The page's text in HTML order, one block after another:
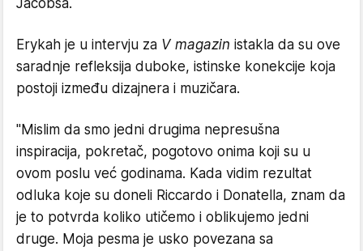
Erykah je u intervju za V magazin istakla da su ove
saradnje refleksija duboke, istinske konekcije koja
postoji između dizajnera i muzičara.
"Mislim da smo jedni drugima nepresušna
inspiracija, pokretač, pogotovo onima koji su u
ovom poslu već godinama. Kada vidim rezultat
odluka koje su doneli Riccardo i Donatella, znam da
je to potvrda koliko utičemo i oblikujemo jedni
druge. Moja pesma je usko povezana sa